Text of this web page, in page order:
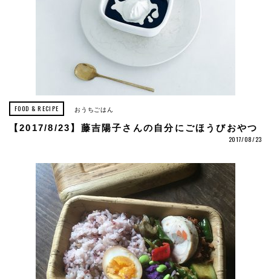
FOOD & RECIPE おうちごはん
【2017/8/23】藤吉陽子さんの自分にごほうびおやつ
2017/08/23